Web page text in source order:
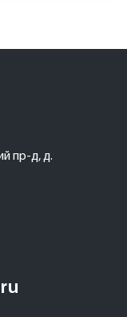
пр-д, д.